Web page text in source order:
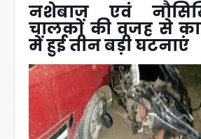
नशेबाज एवं
चालकों की वजह से
में हुई तीन बड़ी घटनाएं